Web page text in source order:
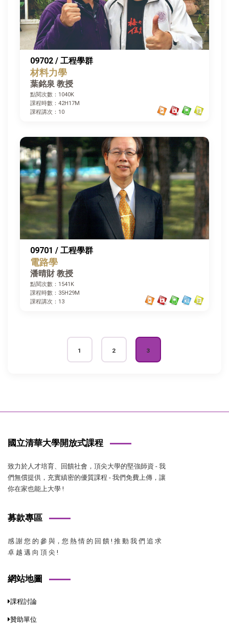
09702 / 工程學群
材料力學
葉銘泉 教授
點閱次數：1040K
課程時數：42H17M
課程講次：10
09701 / 工程學群
電路學
潘晴財 教授
點閱次數：1541K
課程時數：35H29M
課程講次：13
1 2 3
國立清華大學開放式課程
致力於人才培育、回饋社會，頂尖大學的堅強師資 - 我
們無償提供，充實縝密的優質課程 - 我們免費上傳，讓
你在家也能上大學 !
募款專區
感 謝 您 的 參 與，您 熱 情 的 回 饋 ! 推 動 我 們 追 求
卓 越 邁 向 頂 尖 !
網站地圖
課程討論
贊助單位